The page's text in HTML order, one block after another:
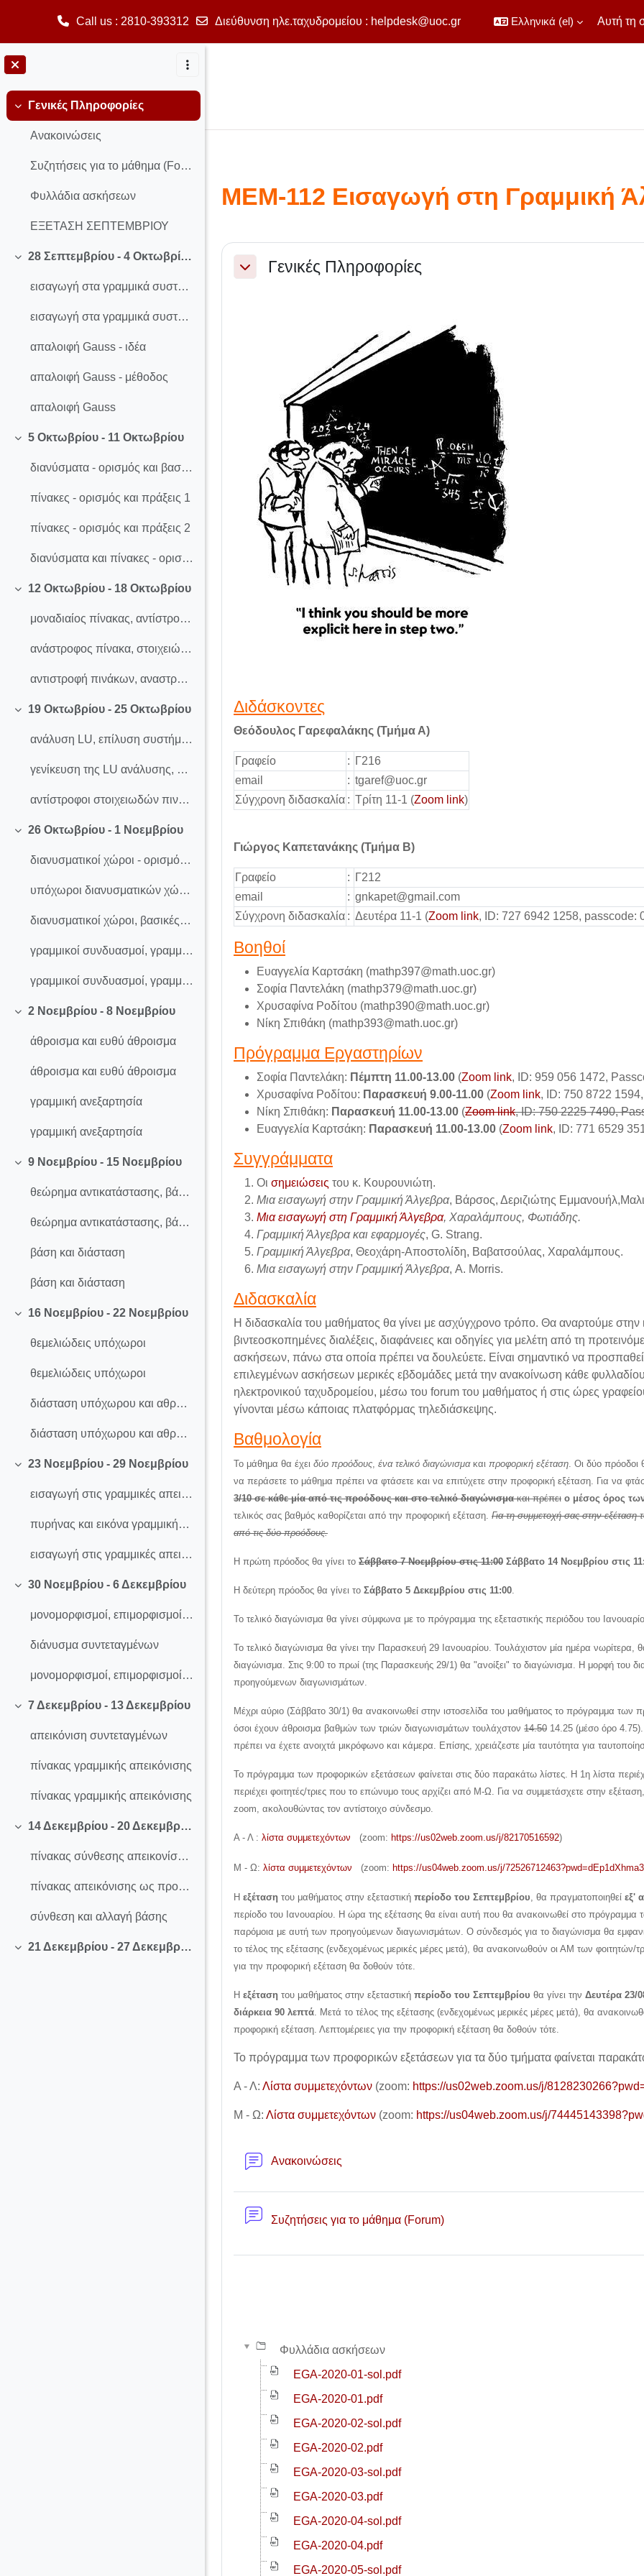
Call us : 2810-393312 Διεύθυνση ηλε.ταχυδρομείου : helpdesk@uoc.gr Ελληνικά ‎(el)‎ Αυτή τη
Σύμπτυξη
Γενικές Πληροφορίες
Ανακοινώσεις
Συζητήσεις για το μάθημα (Forum)
Φυλλάδια ασκήσεων
ΕΞΕΤΑΣΗ ΣΕΠΤΕΜΒΡΙΟΥ
Σύμπτυξη
28 Σεπτεμβρίου - 4 Οκτωβρίου
εισαγωγή στα γραμμικά συστήματα
εισαγωγή στα γραμμικά συστήματα
απαλοιφή Gauss - ιδέα
απαλοιφή Gauss - μέθοδος
απαλοιφή Gauss
Σύμπτυξη
5 Οκτωβρίου - 11 Οκτωβρίου
διανύσματα - ορισμός και βασικές ιδιότητες
πίνακες - ορισμός και πράξεις 1
πίνακες - ορισμός και πράξεις 2
διανύσματα και πίνακες - ορισμός και πράξεις
Σύμπτυξη
12 Οκτωβρίου - 18 Οκτωβρίου
μοναδιαίος πίνακας, αντίστροφος πίνακα, απαλοιφή Gauss-Jordan
ανάστροφος πίνακα, στοιχειώδεις πίνακες
αντιστροφή πινάκων, αναστροφή πινάκων, μέθοδος Gauss-Jordan
Σύμπτυξη
19 Οκτωβρίου - 25 Οκτωβρίου
ανάλυση LU, επίλυση συστήματος με την ανάλυση LU
γενίκευση της LU ανάλυσης, ομογενή και μη ομογενή συστήματα, τάξη πίνακα
αντίστροφοι στοιχειωδών πινάκων, άνω και κάτω τριγωνικοί πίνακες, ανάλυση LU, ομογενή και μη ομογενή συστήματα, τάξη πίνακα.
Σύμπτυξη
26 Οκτωβρίου - 1 Νοεμβρίου
διανυσματικοί χώροι - ορισμός και βασικές ιδιότητες
υπόχωροι διανυσματικών χώρων
διανυσματικοί χώροι, βασικές ιδιότητες, υπόχωροι
γραμμικοί συνδυασμοί, γραμμική θήκη
γραμμικοί συνδυασμοί, γραμμική θήκη
Σύμπτυξη
2 Νοεμβρίου - 8 Νοεμβρίου
άθροισμα και ευθύ άθροισμα
άθροισμα και ευθύ άθροισμα
γραμμική ανεξαρτησία
γραμμική ανεξαρτησία
Σύμπτυξη
9 Νοεμβρίου - 15 Νοεμβρίου
θεώρημα αντικατάστασης, βάσεις
θεώρημα αντικατάστασης, βάσεις
βάση και διάσταση
βάση και διάσταση
Σύμπτυξη
16 Νοεμβρίου - 22 Νοεμβρίου
θεμελιώδεις υπόχωροι
θεμελιώδεις υπόχωροι
διάσταση υπόχωρου και αθροίσματος
διάσταση υπόχωρου και αθροίσματος
Σύμπτυξη
23 Νοεμβρίου - 29 Νοεμβρίου
εισαγωγή στις γραμμικές απεικονίσεις
πυρήνας και εικόνα γραμμικής απεικόνισης
εισαγωγή στις γραμμικές απεικονίσεις, πυρήνας και εικόνα γραμμικής απεικόνισης
Σύμπτυξη
30 Νοεμβρίου - 6 Δεκεμβρίου
μονομορφισμοί, επιμορφισμοί και ισομορφισμοί
διάνυσμα συντεταγμένων
μονομορφισμοί, επιμορφισμοί και ισομορφισμοί - διάνυσμα συντεταγμένων
Σύμπτυξη
7 Δεκεμβρίου - 13 Δεκεμβρίου
απεικόνιση συντεταγμένων
πίνακας γραμμικής απεικόνισης
πίνακας γραμμικής απεικόνισης
Σύμπτυξη
14 Δεκεμβρίου - 20 Δεκεμβρίου
πίνακας σύνθεσης απεικονίσεων και πίνακας αλλαγής βάσης
πίνακας απεικόνισης ως προς άλλη βάση
σύνθεση και αλλαγή βάσης
Σύμπτυξη
21 Δεκεμβρίου - 27 Δεκεμβρίου
ΜΕΜ-112 Εισαγωγή στη Γραμμική
Section outline
Σύμπτυξη
Γενικές Πληροφορίες
Διδάσκοντες
Θεόδουλος Γαρεφαλάκης (Τμήμα Α)
Γραφείο : Γ216
email
: tgaref@uoc.gr
Σύγχρονη διδασκαλία : Τρίτη 11-1 (Zoom link)
Γιώργος Καπετανάκης (Τμήμα Β)
Γραφείο : Γ212
email
: gnkapet@gmail.com
Σύγχρονη διδασκαλία : Δευτέρα 11-1 (Zoom link, ID: 727 6942 1258, passcode:
Βοηθοί
Ευαγγελία Καρτσάκη (mathp397@math.uoc.gr)
Σοφία Παντελάκη (mathp379@math.uoc.gr)
Χρυσαφίνα Ροδίτου (mathp390@math.uoc.gr)
Νίκη Σπιθάκη (mathp393@math.uoc.gr)
Πρόγραμμα Εργαστηρίων
Σοφία Παντελάκη: Πέμπτη 11.00-13.00 (Zoom link, ID: 959 056 1472,
Χρυσαφίνα Ροδίτου: Παρασκευή 9.00-11.00 (Zoom link, ID: 750 8722
Νίκη Σπιθάκη: Παρασκευή 11.00-13.00 (Zoom link, ID: 750 2225 7490,
Ευαγγελία Καρτσάκη: Παρασκευή 11.00-13.00 (Zoom link, ID: 771 6529
Συγγράμματα
Οι σημειώσεις του κ. Κουρουνιώτη.
Μια εισαγωγή στην Γραμμική Άλγεβρα, Βάρσος, Δεριζιώτης
Μια εισαγωγή στη Γραμμική Άλγεβρα, Χαραλάμπους, Φωτιάδης.
Γραμμική Άλγεβρα και εφαρμογές, G. Strang.
Γραμμική Άλγεβρα, Θεοχάρη-Αποστολίδη, Βαβατσούλας, Χαραλάμπους.
Μια εισαγωγή στην Γραμμική Άλγεβρα, A. Morris.
Διδασκαλία
Η διδασκαλία του μαθήματος θα γίνει με ασχύγχρονο τρόπο. Θα αναρτούμε
βιντεοσκοπημένες διαλέξεις, διαφάνειες και οδηγίες για μελέτη από τη
ασκήσεων, πάνω στα οποία πρέπει να δουλεύετε. Είναι σημαντικό να
επιλεγμένων ασκήσεων μερικές εβδομάδες μετά την ανακοίνωση κάθε
ηλεκτρονικού ταχυδρομείου, μέσω του forum του μαθήματος ή στις ώρες
γίνονται μέσω κάποιας πλατφόρμας τηλεδιάσκεψης.
Βαθμολογία
Το μάθημα θα έχει δύο προόδους, ένα τελικό διαγώνισμακαι προφορική εξέταση. Οι δύο πρόοδοι
να περάσετε το μάθημα πρέπει να φτάσετε και να επιτύχετε στην προφορική εξέταση. Για να
3/10 σε κάθε μία από τις προόδους και στο τελικό διαγώνισμακαι πρέπει ο μέσος όρος
τελικός σας βαθμός καθορίζεται από την προφορική εξέταση. Για τη συμμετοχή σας στην εξέταση
από τις δύο προόδους.
Η πρώτη πρόοδος θα γίνει το Σάββατο 7 Νοεμβρίου στις 11:00 Σάββατο 14 Νοεμβρίου στις
Η δεύτερη πρόοδος θα γίνει το Σάββατο 5 Δεκεμβρίου στις 11:00.
Το τελικό διαγώνισμα θα γίνει σύμφωνα με το πρόγραμμα της εξεταστικής περιόδου του
Το τελικό διαγώνισμα θα γίνει την Παρασκευή 29 Ιανουαρίου. Τουλάχιστον μία ημέρα νωρίτερα,
διαγώνισμα. Στις 9:00 το πρωί (της Παρασκευής 29/1) θα "ανοίξει" το διαγώνισμα. Η μορφή του
προηγούμενων διαγωνισμάτων.
Μέχρι αύριο (Σάββατο 30/1) θα ανακοινωθεί στην ιστοσελίδα του μαθήματος το πρόγραμμα
όσοι έχουν άθροισμα βαθμών των τριών διαγωνισμάτων τουλάχστον 14.50 14.25 (μέσο όρο
πρέπει να έχετε ανοιχτά μικρόφωνο και κάμερα. Επίσης, χρειάζεστε μία ταυτότητα για
Το πρόγραμμα των προφορικών εξετάσεων φαίνεται στις δύο παρακάτω λίστες. Η 1η λίστα
περιέχει φοιτητές/τριες που το επώνυμο τους αρχίζει από Μ-Ω. Για να συμμετάσχετε στην
zoom, ακολουθώντας τον αντίστοιχο σύνδεσμο.
Α - Λ : λίστα συμμετεχόντων (zoom: https://us02web.zoom.us/j/82170516592)
Μ - Ω: λίστα συμμετεχόντων (zoom: https://us04web.zoom.us/j/
Η εξέταση του μαθήματος στην εξεταστική περίοδο του Σεπτεμβρίου, θα πραγματοποιηθεί εξ'
περίοδο του Ιανουαρίου. Η ώρα της εξέτασης θα είναι αυτή που θα ανακοινωθεί στο πρόγραμμα
παρόμοια με αυτή των προηγούμενων διαγωνισμάτων. Ο σύνδεσμός για το διαγώνισμα θα
το τέλος της εξέτασης (ενδεχομένως μερικές μέρες μετά), θα ανακοινωθούν οι ΑΜ των
για την προφορική εξέταση θα δοθούν τότε.
Η εξέταση του μαθήματος στην εξεταστική περίοδο του Σεπτεμβρίου θα γίνει την Δευτέρα 23/
διάρκεια 90 λεπτά. Μετά το τέλος της εξέτασης (ενδεχομένως μερικές μέρες μετά), θα
προφορική εξέταση. Λεπτομέρειες για την προφορική εξέταση θα δοθούν τότε.
Το πρόγραμμα των προφορικών εξετάσεων για τα δύο τμήματα φαίνεται
Α - Λ: Λίστα συμμετεχόντων (zoom: https://us02web.zoom.us/j/
Μ - Ω: Λίστα συμμετεχόντων (zoom: https://us04web.zoom.us/j/
Ανακοινώσεις
Συζητήσεις για το μάθημα (Forum)
Φυλλάδια ασκήσεων
EGA-2020-01-sol.pdf
EGA-2020-01.pdf
EGA-2020-02-sol.pdf
EGA-2020-02.pdf
EGA-2020-03-sol.pdf
EGA-2020-03.pdf
EGA-2020-04-sol.pdf
EGA-2020-04.pdf
EGA-2020-05-sol.pdf